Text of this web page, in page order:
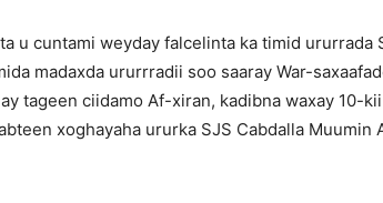
u cuntami weyday falcelinta ka timid ururrada
madaxda ururrradii soo saaray War-
tageen ciidamo Af-xiran, kadibna waxay 10-
xoghayaha ururka SJS Cabdalla Muumin